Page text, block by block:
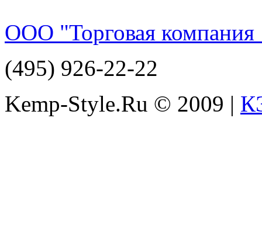
ООО "Торговая компания
(495) 926-22-22
Kemp-Style.Ru © 2009 |